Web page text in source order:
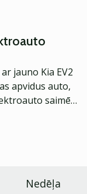
jauno Kia EV2
apvidus auto,
saimē
Nedēļa